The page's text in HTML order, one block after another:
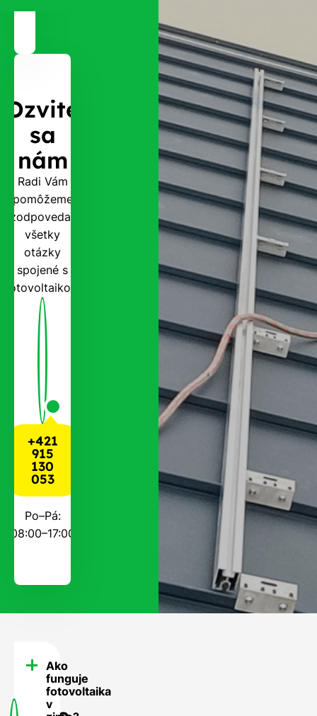
Ozvite
sa
nám
Radi Vám
pomôžeme
zodpovedať
všetky
otázky
spojené s
fotovoltaikou.
+421
915
130
053
Po–Pá:
08:00–17:00
FAQ
-
Ako
funguje
fotovoltaika
v